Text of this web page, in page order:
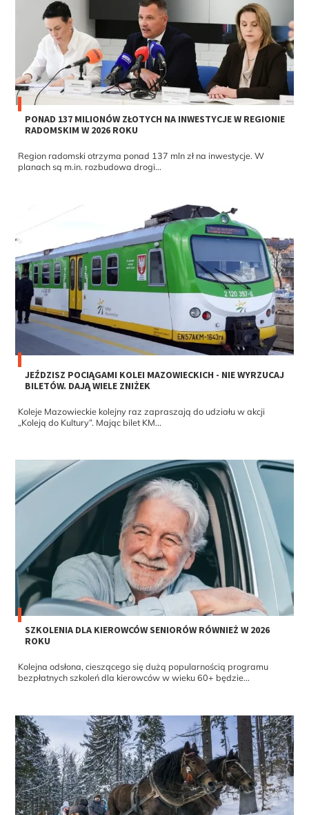
PONAD 137 MILIONÓW ZŁOTYCH NA INWESTYCJE W REGIONIE
RADOMSKIM W 2026 ROKU
Region radomski otrzyma ponad 137 mln zł na inwestycje. W
planach są m.in. rozbudowa drogi...
JEŹDZISZ POCIĄGAMI KOLEI MAZOWIECKICH - NIE WYRZUCAJ
BILETÓW. DAJĄ WIELE ZNIŻEK
Koleje Mazowieckie kolejny raz zapraszają do udziału w akcji
„Koleją do Kultury”. Mając bilet KM...
SZKOLENIA DLA KIEROWCÓW SENIORÓW RÓWNIEŻ W 2026
ROKU
Kolejna odsłona, cieszącego się dużą popularnością programu
bezpłatnych szkoleń dla kierowców w wieku 60+ będzie...